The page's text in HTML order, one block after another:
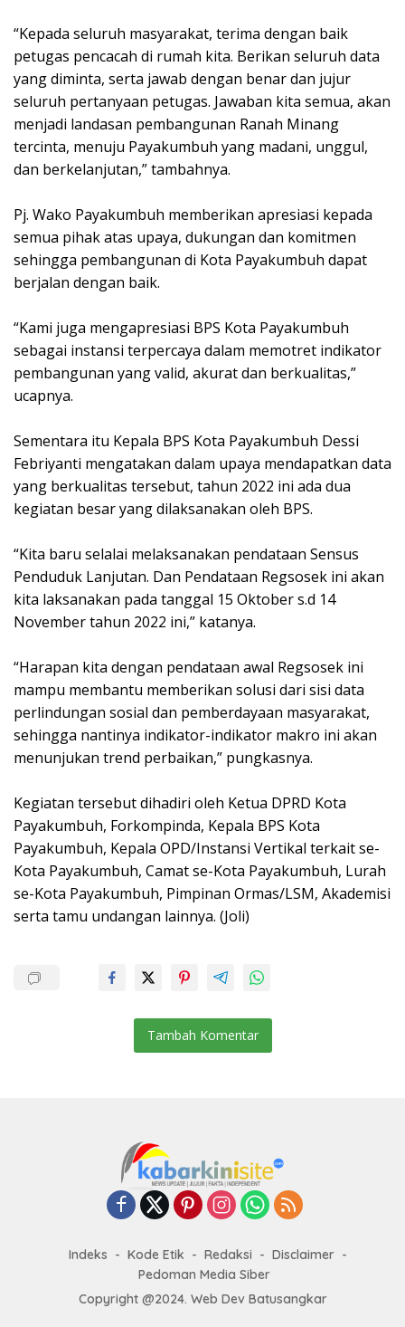
“Kepada seluruh masyarakat, terima dengan baik
petugas pencacah di rumah kita. Berikan seluruh data
yang diminta, serta jawab dengan benar dan jujur
seluruh pertanyaan petugas. Jawaban kita semua, akan
menjadi landasan pembangunan Ranah Minang
tercinta, menuju Payakumbuh yang madani, unggul,
dan berkelanjutan,” tambahnya.
Pj. Wako Payakumbuh memberikan apresiasi kepada
semua pihak atas upaya, dukungan dan komitmen
sehingga pembangunan di Kota Payakumbuh dapat
berjalan dengan baik.
“Kami juga mengapresiasi BPS Kota Payakumbuh
sebagai instansi terpercaya dalam memotret indikator
pembangunan yang valid, akurat dan berkualitas,”
ucapnya.
Sementara itu Kepala BPS Kota Payakumbuh Dessi
Febriyanti mengatakan dalam upaya mendapatkan data
yang berkualitas tersebut, tahun 2022 ini ada dua
kegiatan besar yang dilaksanakan oleh BPS.
“Kita baru selalai melaksanakan pendataan Sensus
Penduduk Lanjutan. Dan Pendataan Regsosek ini akan
kita laksanakan pada tanggal 15 Oktober s.d 14
November tahun 2022 ini,” katanya.
“Harapan kita dengan pendataan awal Regsosek ini
mampu membantu memberikan solusi dari sisi data
perlindungan sosial dan pemberdayaan masyarakat,
sehingga nantinya indikator-indikator makro ini akan
menunjukan trend perbaikan,” pungkasnya.
Kegiatan tersebut dihadiri oleh Ketua DPRD Kota
Payakumbuh, Forkompinda, Kepala BPS Kota
Payakumbuh, Kepala OPD/Instansi Vertikal terkait se-
Kota Payakumbuh, Camat se-Kota Payakumbuh, Lurah
se-Kota Payakumbuh, Pimpinan Ormas/LSM, Akademisi
serta tamu undangan lainnya. (Joli)
Tambah Komentar
Indeks Kode Etik Redaksi
Disclaimer
Pedoman Media Siber
Copyright @2024. Web Dev Batusangkar